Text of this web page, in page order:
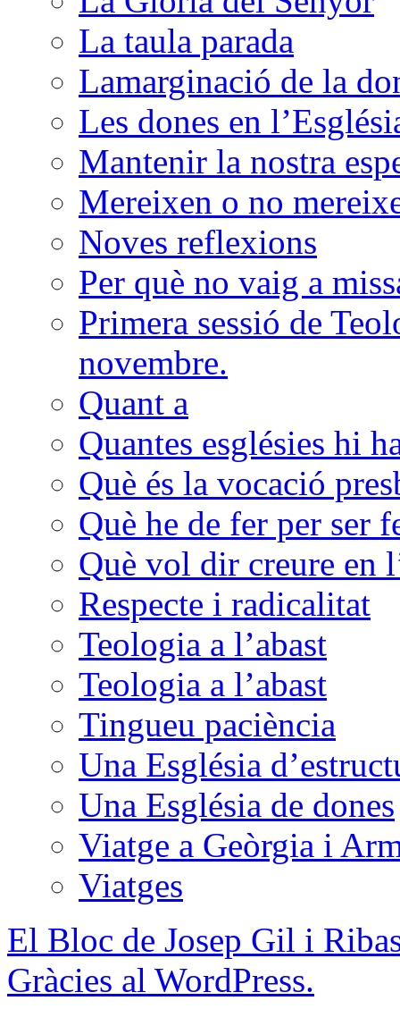
La taula parada
Lamarginació de la
Les dones en
Mantenir la nostra
Mereixen o no
Noves reflexions
Per què no vaig a
Primera sessió de
novembre.
Quant a
Quantes esglésies hi
Què és la vocació
Què he de fer per ser
Què vol dir creure en
Respecte i radicalitat
Teologia a l’abast
Teologia a l’abast
Tingueu paciència
Una Església
Una Església de dones
Viatge a Geòrgia i
Viatges
El Bloc de Josep Gil i
Gràcies al WordPress.